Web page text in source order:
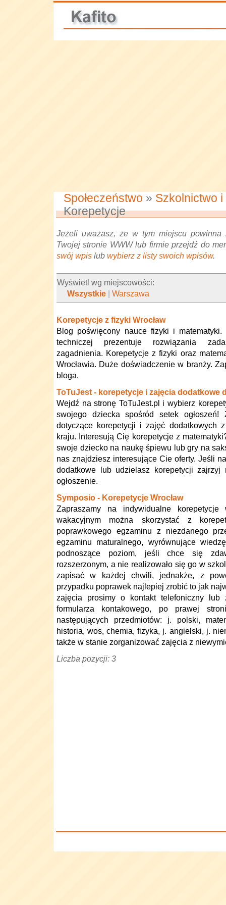
Społeczeństwo » Szkolnictwo
Korepetycje
Jeżeli uważasz, że w tym miejscu powinna
Twojej stronie WWW lub firmie przejdź do
swój wpis lub wybierz z listy swoich wpisów.
Wyświetl wg miejscowości:
Wszystkie |Warszawa
Korepetycje z fizyki Wrocław
Blog poświęcony nauce fizyki i matematyki.
techniczej prezentuje rozwiązania
zagadnienia. Korepetycje z fizyki oraz
Wrocławia. Duże doświadczenie w branży.
bloga.
ToTuJest - korepetycje i zajęcia dodatkowe
Wejdź na stronę ToTuJest.pl i wybierz
swojego dziecka spośród setek ogłoszeń!
dotyczące korepetycji i zajęć dodatkowych
kraju. Interesują Cię korepetycje z
swoje dziecko na naukę śpiewu lub gry na
nas znajdziesz interesujące Cie oferty. Jeśli
dodatkowe lub udzielasz korepetycji zajrzyj
ogłoszenie.
Symposio - Korepetycje Wrocław
Zapraszamy na indywidualne
wakacyjnym można skorzystać z
poprawkowego egzaminu z niezdanego
egzaminu maturalnego, wyrównujące
podnoszące poziom, jeśli chce się
rozszerzonym, a nie realizowało się go w
zapisać w każdej chwili, jednakże, z
przypadku poprawek najlepiej zrobić to jak
zajęcia prosimy o kontakt telefoniczny lub
formularza kontakowego, po prawej
następujących przedmiotów: j. polski,
historia, wos, chemia, fizyka, j. angielski, j.
także w stanie zorganizować zajęcia z
Liczba pozycji: 3